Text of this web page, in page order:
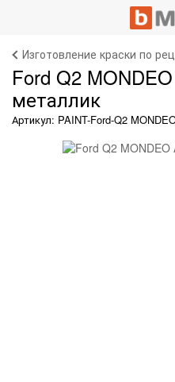
Изготовление краски по
Ford Q2
металлик
Артикул: PAINT-Ford-Q2